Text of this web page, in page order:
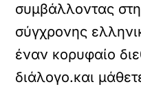
συμβάλλοντας
σύγχρονης
έναν κορυφαίο
διάλογο.και